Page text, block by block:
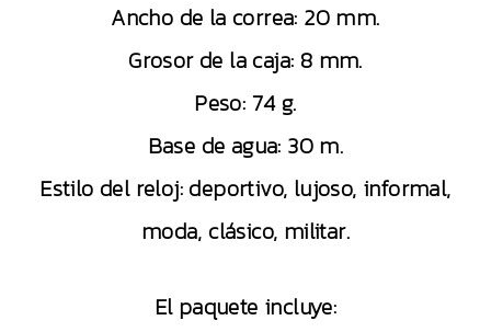
Ancho de la correa: 20 mm.
Grosor de la caja: 8 mm.
Peso: 74 g.
Base de agua: 30 m.
Estilo del reloj: deportivo, lujoso, informal,
moda, clásico, militar.
El paquete incluye: